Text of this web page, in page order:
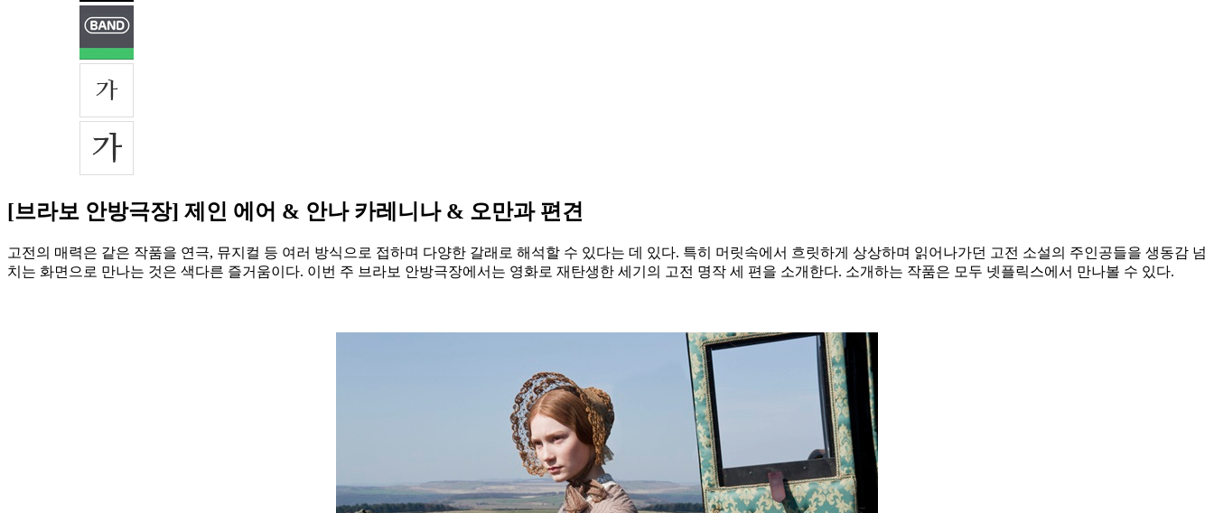
[브라보 안방극장] 제인 에어 & 안나 카레니나 & 오만과 편견
고전의 매력은 같은 작품을 연극, 뮤지컬 등 여러 방식으로 접하며 다양한 갈래로 해석할 수 있다는 데 있다. 특히 머릿속에서 흐릿하게 상상하며 읽어나가던 고전 소설의 주인공들을 생동감 넘
치는 화면으로 만나는 것은 색다른 즐거움이다. 이번 주 브라보 안방극장에서는 영화로 재탄생한 세기의 고전 명작 세 편을 소개한다. 소개하는 작품은 모두 넷플릭스에서 만나볼 수 있다.